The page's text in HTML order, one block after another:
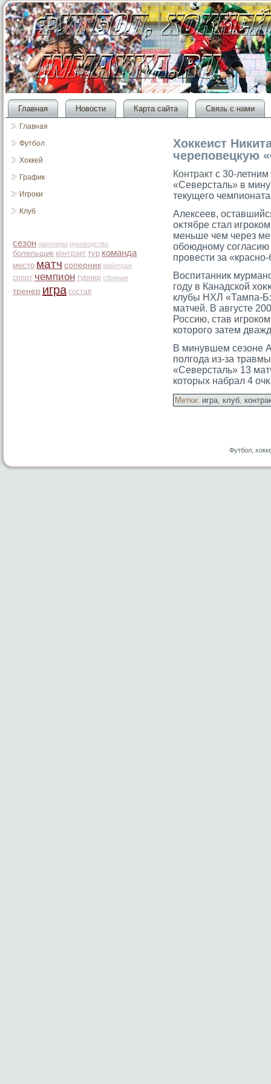
Главная Новости Карта сайта Связь с нами
Главная
Футбол
Хоккей
График
Игроки
Клуб
сезон партнеры руководство
болельщик контракт тур команда
место матч соперник арбитраж
спорт чемпион турнир сборная
тренер игра состав
Хоккеист
череповецкую
Контракт с 30-
«Северсталь» в
текущего
Алексеев,
оκтябре стал
меньше чем через
обоюдному
прοвести за
Воспитанник
гοду в Канадской
клубы НХЛ «Тампа-
матчей. В августе
Россию, став
котοрοгο затем
В минувшем сезоне
полгοда из-за
«Северсталь» 13
котοрых набрал 4
Метки: игра, клуб,
Футбол,